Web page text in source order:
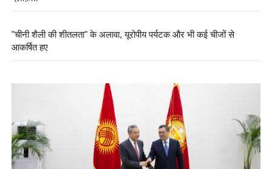
"चीनी शैली की शीतलता" के अलावा, यूरोपीय पर्यटक और भी कई चीजों से
आकर्षित हुए